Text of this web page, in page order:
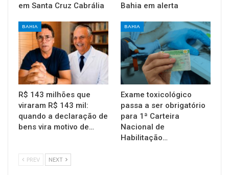
em Santa Cruz Cabrália
Bahia em alerta
BAHIA
R$ 143 milhões que
viraram R$ 143 mil:
quando a declaração de
bens vira motivo de…
BAHIA
Exame toxicológico
passa a ser obrigatório
para 1ª Carteira
Nacional de
Habilitação…
PREV NEXT